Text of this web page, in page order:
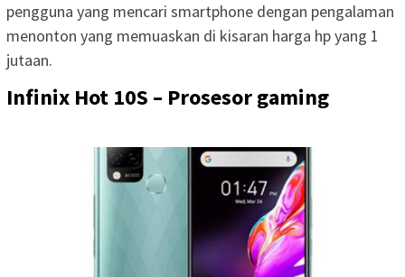
pengguna yang mencari smartphone dengan pengalaman
menonton yang memuaskan di kisaran harga hp yang 1
jutaan.
Infinix Hot 10S – Prosesor gaming